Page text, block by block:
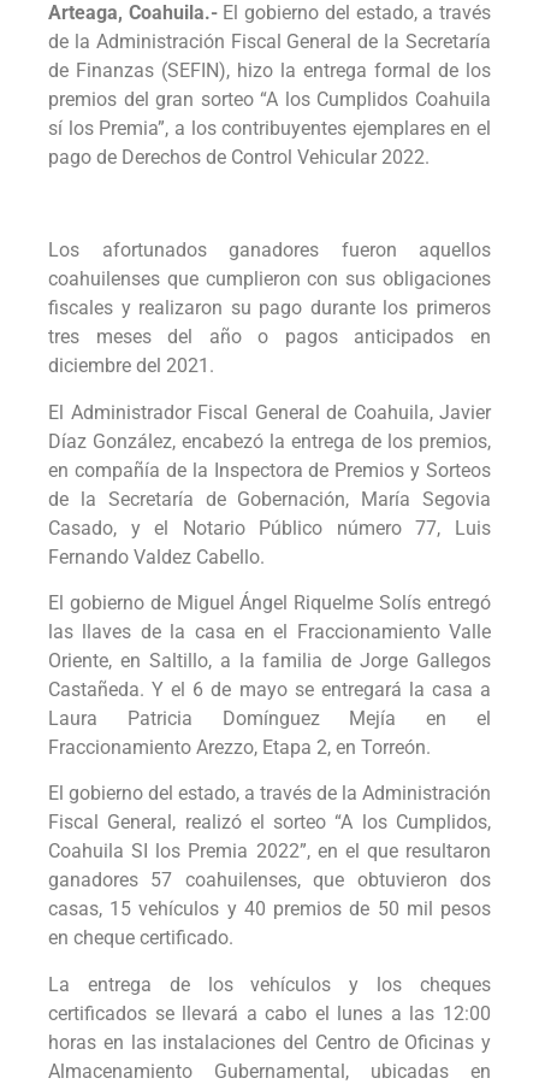
Arteaga, Coahuila.-El gobierno del estado, a través
de la Administración Fiscal General de la Secretaría
de Finanzas (SEFIN), hizo la entrega formal de los
premios del gran sorteo “A los Cumplidos Coahuila
sí los Premia”, a los contribuyentes ejemplares en el
pago de Derechos de Control Vehicular 2022.
Los afortunados ganadores fueron aquellos
coahuilenses que cumplieron con sus obligaciones
fiscales y realizaron su pago durante los primeros
tres meses del año o pagos anticipados en
diciembre del 2021.
El Administrador Fiscal General de Coahuila, Javier
Díaz González, encabezó la entrega de los premios,
en compañía de la Inspectora de Premios y Sorteos
de la Secretaría de Gobernación, María Segovia
Casado, y el Notario Público número 77, Luis
Fernando Valdez Cabello.
El gobierno de Miguel Ángel Riquelme Solís entregó
las llaves de la casa en el Fraccionamiento Valle
Oriente, en Saltillo, a la familia de Jorge Gallegos
Castañeda. Y el 6 de mayo se entregará la casa a
Laura Patricia Domínguez Mejía en el
Fraccionamiento Arezzo, Etapa 2, en Torreón.
El gobierno del estado, a través de la Administración
Fiscal General, realizó el sorteo “A los Cumplidos,
Coahuila SI los Premia 2022”, en el que resultaron
ganadores 57 coahuilenses, que obtuvieron dos
casas, 15 vehículos y 40 premios de 50 mil pesos
en cheque certificado.
La entrega de los vehículos y los cheques
certificados se llevará a cabo el lunes a las 12:00
horas en las instalaciones del Centro de Oficinas y
Almacenamiento Gubernamental, ubicadas en